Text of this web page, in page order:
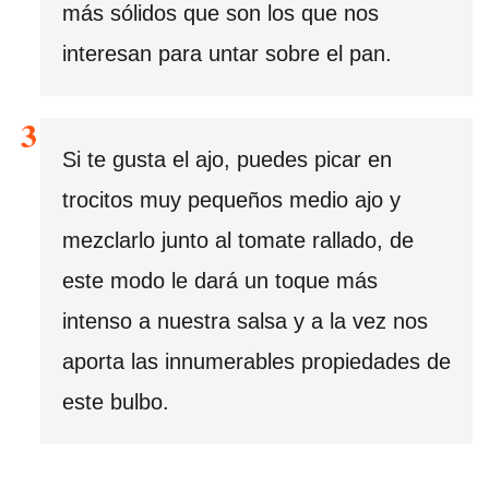
más sólidos que son los que nos
interesan para untar sobre el pan.
Si te gusta el ajo, puedes picar en
trocitos muy pequeños medio ajo y
mezclarlo junto al tomate rallado, de
este modo le dará un toque más
intenso a nuestra salsa y a la vez nos
aporta las innumerables propiedades de
este bulbo.